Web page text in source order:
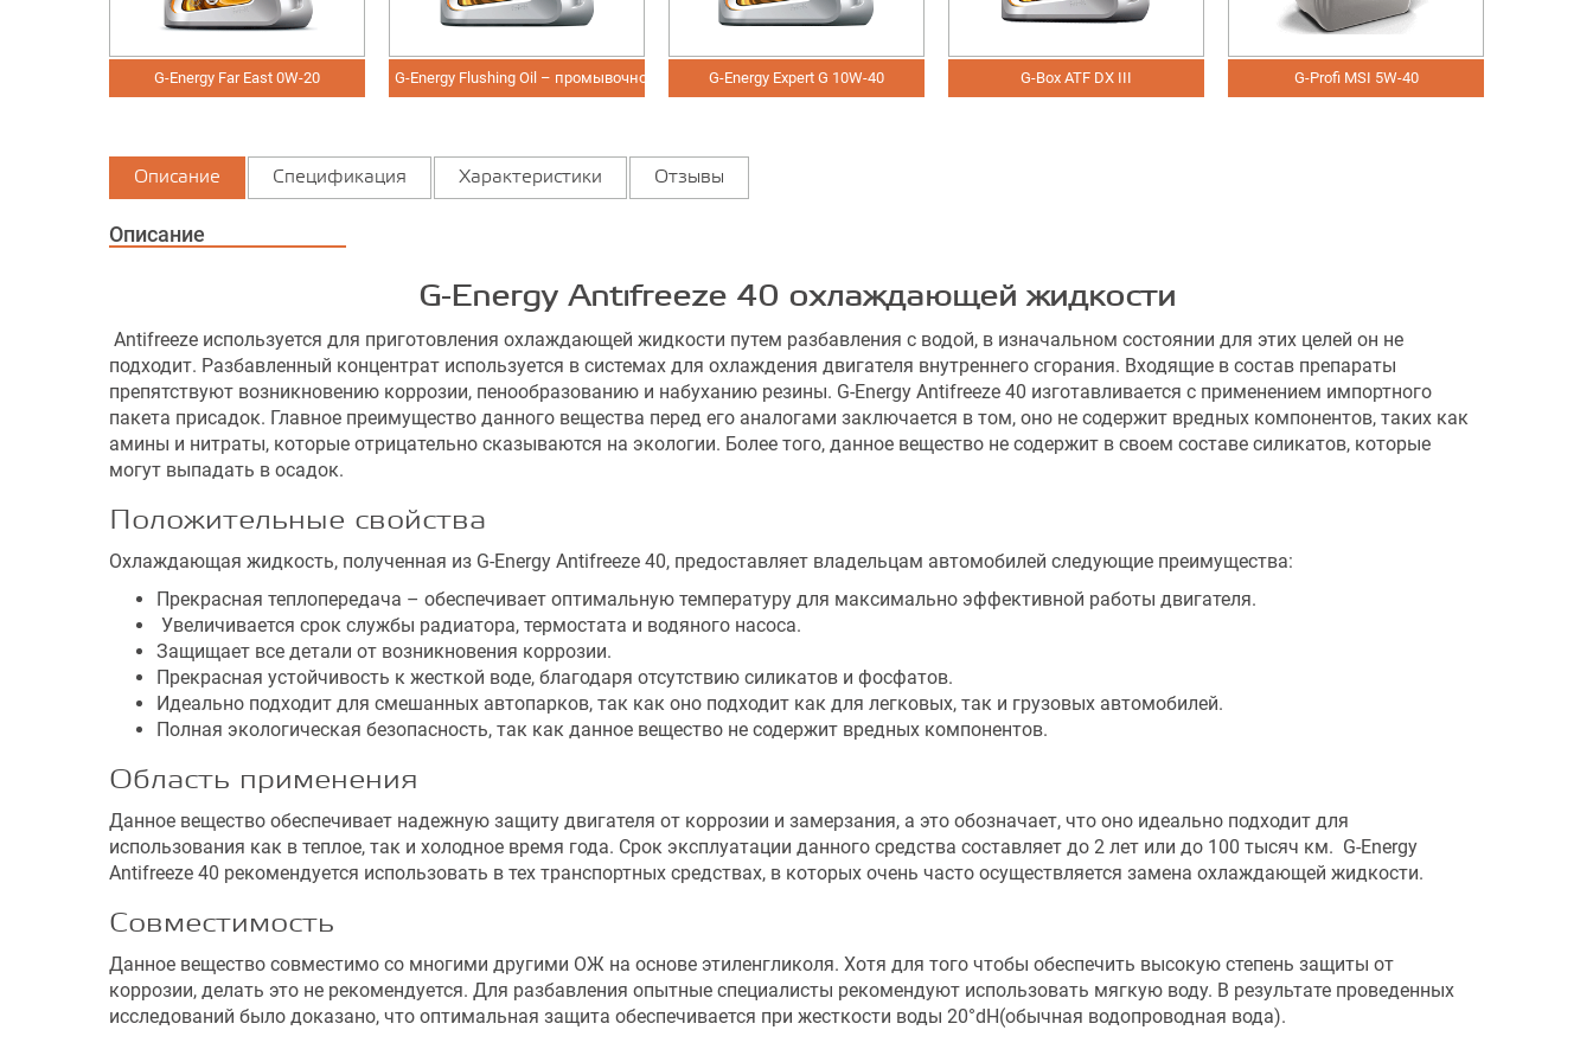
G-Energy Far East 0W-20 G-Energy Flushing Oil – промывочное моторное маслоG-Energy Expert G 10W-40 G-Box ATF DX III G-Profi MSI 5W-40
Описание Спецификация Характеристики Отзывы
Описание
G-Energy Antifreeze 40 охлаждающей жидкости
Antifreeze используется для приготовления охлаждающей жидкости путем разбавления с водой, в изначальном состоянии для этих целей он не
подходит. Разбавленный концентрат используется в системах для охлаждения двигателя внутреннего сгорания. Входящие в состав препараты
препятствуют возникновению коррозии, пенообразованию и набуханию резины. G-Energy Antifreeze 40 изготавливается с применением импортного
пакета присадок. Главное преимущество данного вещества перед его аналогами заключается в том, оно не содержит вредных компонентов, таких как
амины и нитраты, которые отрицательно сказываются на экологии. Более того, данное вещество не содержит в своем составе силикатов, которые
могут выпадать в осадок.
Положительные свойства
Охлаждающая жидкость, полученная из G-Energy Antifreeze 40, предоставляет владельцам автомобилей следующие преимущества:
Прекрасная теплопередача – обеспечивает оптимальную температуру для максимально эффективной работы двигателя.
Увеличивается срок службы радиатора, термостата и водяного насоса.
Защищает все детали от возникновения коррозии.
Прекрасная устойчивость к жесткой воде, благодаря отсутствию силикатов и фосфатов.
Идеально подходит для смешанных автопарков, так как оно подходит как для легковых, так и грузовых автомобилей.
Полная экологическая безопасность, так как данное вещество не содержит вредных компонентов.
Область применения
Данное вещество обеспечивает надежную защиту двигателя от коррозии и замерзания, а это обозначает, что оно идеально подходит для
использования как в теплое, так и холодное время года. Срок эксплуатации данного средства составляет до 2 лет или до 100 тысяч км. G-Energy
Antifreeze 40 рекомендуется использовать в тех транспортных средствах, в которых очень часто осуществляется замена охлаждающей жидкости.
Совместимость
Данное вещество совместимо со многими другими ОЖ на основе этиленгликоля. Хотя для того чтобы обеспечить высокую степень защиты от
коррозии, делать это не рекомендуется. Для разбавления опытные специалисты рекомендуют использовать мягкую воду. В результате проведенных
исследований было доказано, что оптимальная защита обеспечивается при жесткости воды 20°dH(обычная водопроводная вода).